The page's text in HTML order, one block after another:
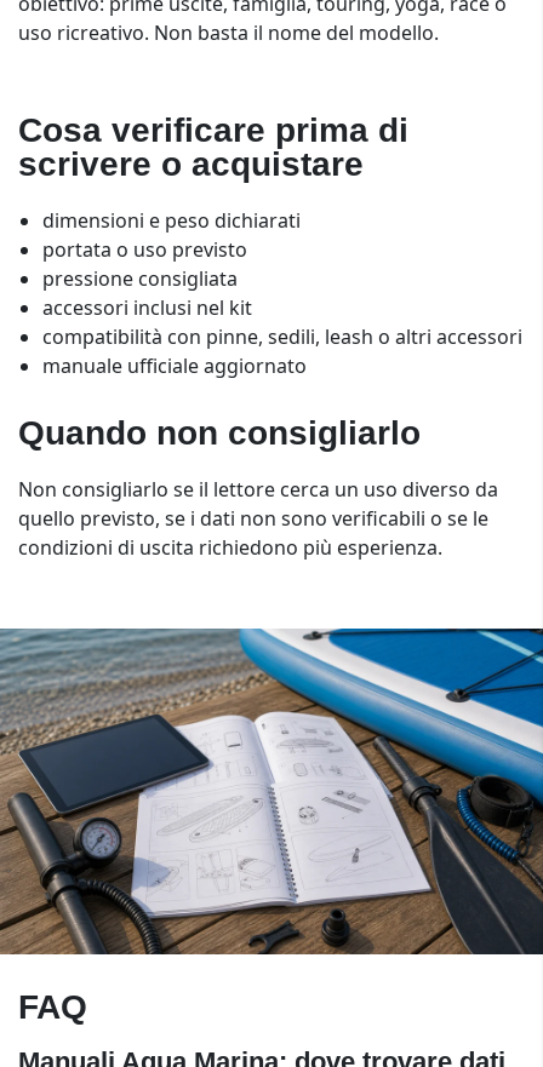
uso ricreativo. Non basta il nome del modello.
Cosa verificare prima di
scrivere o acquistare
dimensioni e peso dichiarati
portata o uso previsto
pressione consigliata
accessori inclusi nel kit
compatibilità con pinne, sedili, leash o altri accessori
manuale ufficiale aggiornato
Quando non consigliarlo
Non consigliarlo se il lettore cerca un uso diverso da
quello previsto, se i dati non sono verificabili o se le
condizioni di uscita richiedono più esperienza.
FAQ